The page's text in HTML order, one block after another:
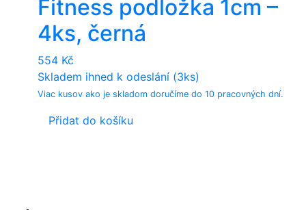
Fitness podložka 1cm –
4ks, černá
554 Kč
Skladem ihned k odeslání (3ks)
Viac kusov ako je skladom doručíme do 10 pracovných dní.
Přidat do košíku